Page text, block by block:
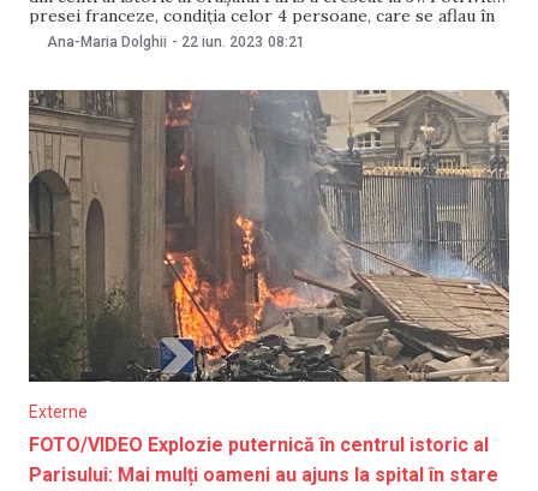
presei franceze, condiția celor 4 persoane, care se aflau în
stare critică, rămâne neschimbată. Autoritățile din Franța au
declarat că iau în considerare mai multe ipoteze privind
Ana-Maria Dolghii - 22 iun. 2023 08:21
Externe
FOTO/VIDEO Explozie puternică în centrul istoric al
Parisului: Mai mulți oameni au ajuns la spital în stare